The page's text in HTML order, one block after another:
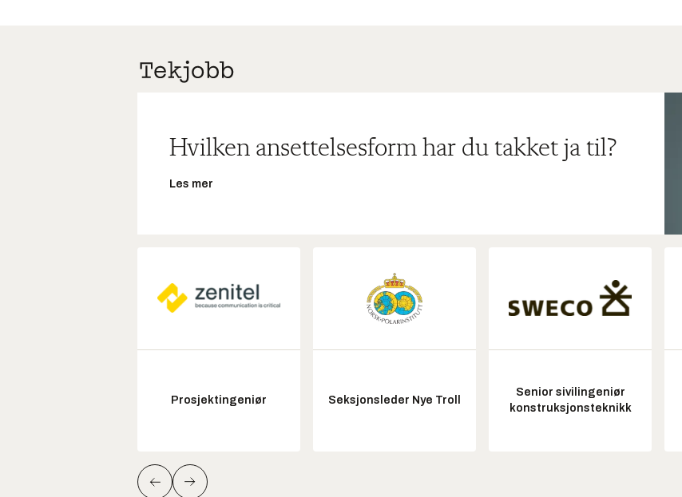
Hvilken ansettelsesform har du takket ja til?
Les mer
Prosjektingeniør Seksjonsleder Nye Troll
Senior sivilingeniør
konstruksjonsteknikk